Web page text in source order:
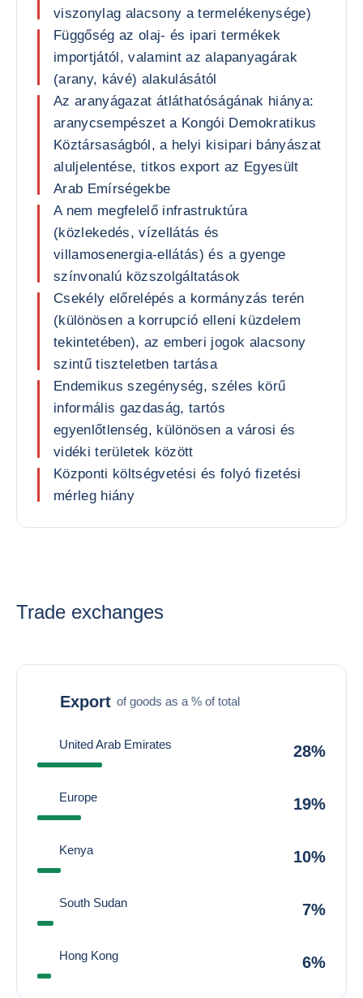
viszonylag alacsony a termelékenysége)
Függőség az olaj- és ipari termékek
importjától, valamint az alapanyagárak
(arany, kávé) alakulásától
Az aranyágazat átláthatóságának hiánya:
aranycsempészet a Kongói Demokratikus
Köztársaságból, a helyi kisipari bányászat
aluljelentése, titkos export az Egyesült
Arab Emírségekbe
A nem megfelelő infrastruktúra
(közlekedés, vízellátás és
villamosenergia-ellátás) és a gyenge
színvonalú közszolgáltatások
Csekély előrelépés a kormányzás terén
(különösen a korrupció elleni küzdelem
tekintetében), az emberi jogok alacsony
szintű tiszteletben tartása
Endemikus szegénység, széles körű
informális gazdaság, tartós
egyenlőtlenség, különösen a városi és
vidéki területek között
Központi költségvetési és folyó fizetési
mérleg hiány
Trade exchanges
Export of goods as a % of total
United Arab Emirates 28%
Europe 19%
Kenya 10%
South Sudan 7%
Hong Kong 6%